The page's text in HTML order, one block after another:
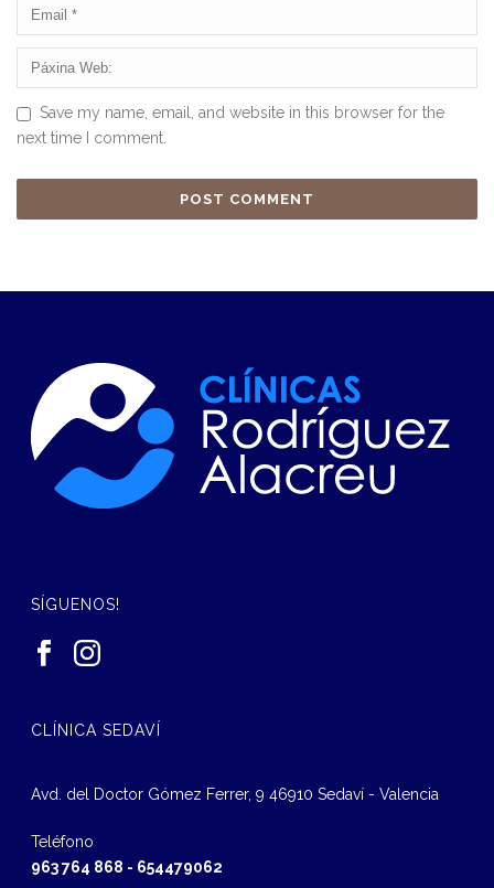
Save my name, email, and website in this browser for the
next time I comment.
SÍGUENOS!
CLÍNICA SEDAVÍ
Avd. del Doctor Gómez Ferrer, 9 46910 Sedaví - Valencia
Teléfono
963 764 868 - 654479062